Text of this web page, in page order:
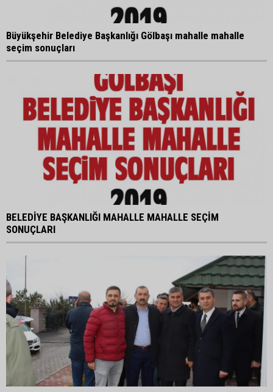
Büyükşehir Belediye Başkanlığı Gölbaşı mahalle mahalle
seçim sonuçları
BELEDİYE BAŞKANLIĞI MAHALLE MAHALLE SEÇİM
SONUÇLARI